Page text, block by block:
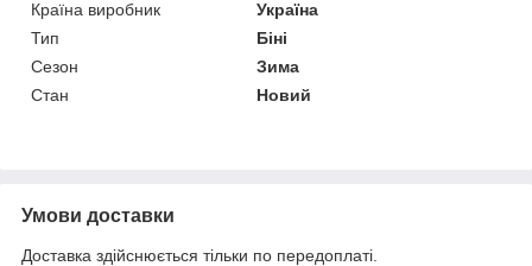
Країна виробник
Україна
Тип
Біні
Сезон
Зима
Стан
Новий
Умови доставки
Доставка здійснюється тільки по передоплаті.